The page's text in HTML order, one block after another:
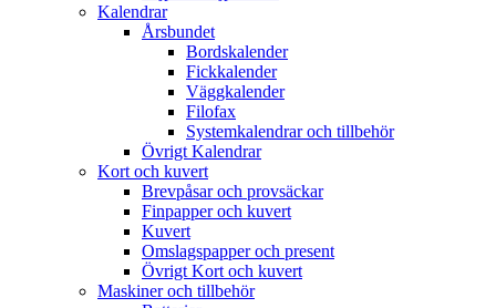
Kalendrar
Årsbundet
Bordskalender
Fickkalender
Väggkalender
Filofax
Systemkalendrar och tillbehör
Övrigt Kalendrar
Kort och kuvert
Brevpåsar och provsäckar
Finpapper och kuvert
Kuvert
Omslagspapper och present
Övrigt Kort och kuvert
Maskiner och tillbehör